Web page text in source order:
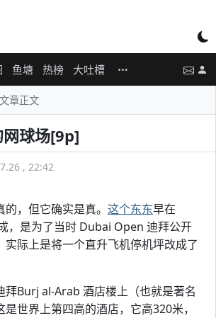
鱼塘 热榜 大吐槽
文章正文
球场[9p]
, 22:42
，但它确实是真。 这个东东早在
，是为了当时 Dubai Open 迪拜公开
实际上是将一个直升飞机停机坪改成了
拜Burj al-Arab 酒店楼上（也就是著名
是世界上第四高的酒店，它高320米，